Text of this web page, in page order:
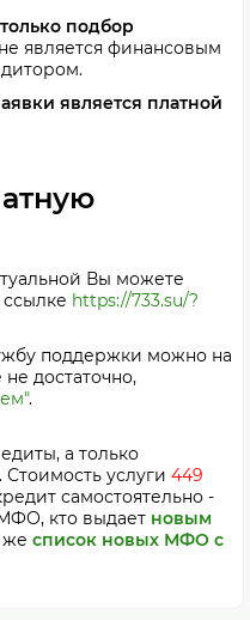
подбор
является финансовым
является платной
Вы можете
ссылке https://733.su/?
поддержки можно на
не достаточно,
.
а только
услуги 449
самостоятельно -
кто выдает новым
же список новых МФО с